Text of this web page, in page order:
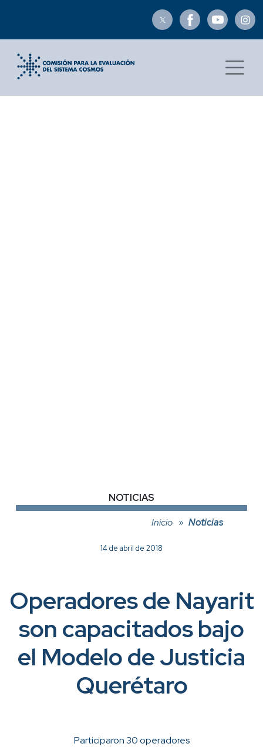
NOTICIAS
Inicio
Noticias
14 de abril de 2018
Operadores de Nayarit
son capacitados bajo
el Modelo de Justicia
Querétaro
Participaron 30 operadores